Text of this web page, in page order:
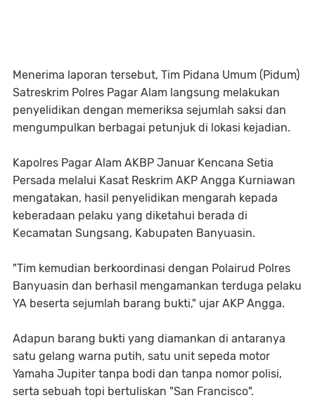
Menerima laporan tersebut, Tim Pidana Umum (Pidum)
Satreskrim Polres Pagar Alam langsung melakukan
penyelidikan dengan memeriksa sejumlah saksi dan
mengumpulkan berbagai petunjuk di lokasi kejadian.
Kapolres Pagar Alam AKBP Januar Kencana Setia
Persada melalui Kasat Reskrim AKP Angga Kurniawan
mengatakan, hasil penyelidikan mengarah kepada
keberadaan pelaku yang diketahui berada di
Kecamatan Sungsang, Kabupaten Banyuasin.
"Tim kemudian berkoordinasi dengan Polairud Polres
Banyuasin dan berhasil mengamankan terduga pelaku
YA beserta sejumlah barang bukti," ujar AKP Angga.
Adapun barang bukti yang diamankan di antaranya
satu gelang warna putih, satu unit sepeda motor
Yamaha Jupiter tanpa bodi dan tanpa nomor polisi,
serta sebuah topi bertuliskan "San Francisco".